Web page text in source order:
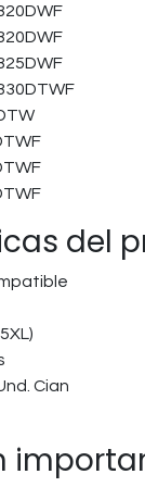
del
Cian